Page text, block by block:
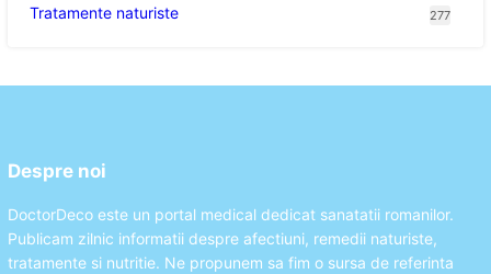
Tratamente naturiste 277
Despre noi
DoctorDeco este un portal medical dedicat sanatatii romanilor.
Publicam zilnic informatii despre afectiuni, remedii naturiste,
tratamente si nutritie. Ne propunem sa fim o sursa de referinta